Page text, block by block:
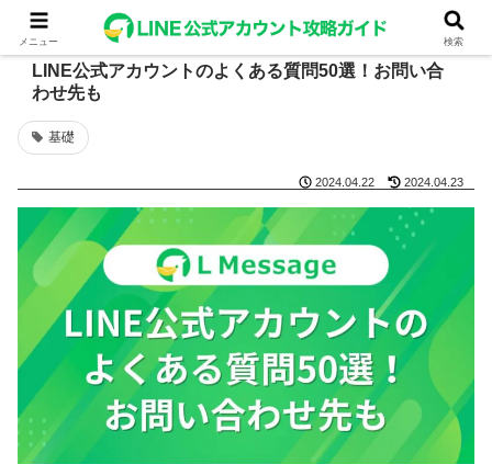
LINE公式アカウントのよくある質問50選！お問い合
わせ先も
基礎
2024.04.22 2024.04.23
メニュー 検索